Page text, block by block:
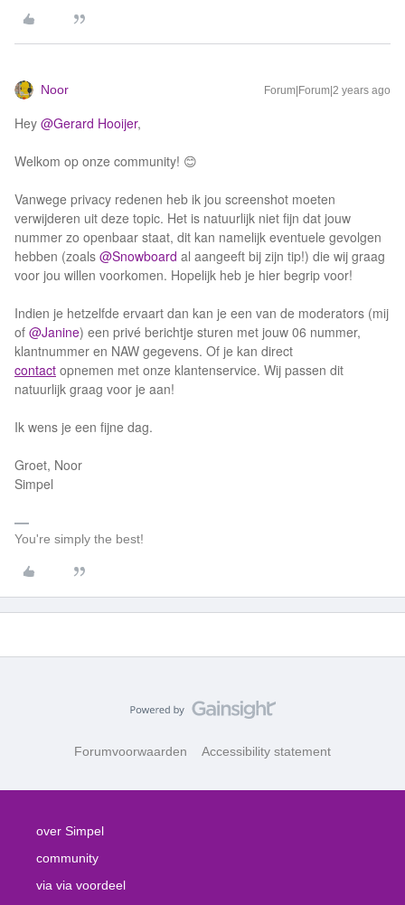
Noor Forum|Forum|2 years ago
Hey @Gerard Hooijer,
Welkom op onze community! 😊
Vanwege privacy redenen heb ik jou screenshot moeten
verwijderen uit deze topic. Het is natuurlijk niet fijn dat jouw
nummer zo openbaar staat, dit kan namelijk eventuele gevolgen
hebben (zoals @Snowboard al aangeeft bij zijn tip!) die wij graag
voor jou willen voorkomen. Hopelijk heb je hier begrip voor!
Indien je hetzelfde ervaart dan kan je een van de moderators (mij
of @Janine) een privé berichtje sturen met jouw 06 nummer,
klantnummer en NAW gegevens. Of je kan direct
contact opnemen met onze klantenservice. Wij passen dit
natuurlijk graag voor je aan!
Ik wens je een fijne dag.
Groet, Noor
Simpel
You're simply the best!
Forumvoorwaarden Accessibility statement
over Simpel
community
via via voordeel